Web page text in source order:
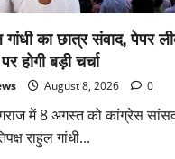
गांधी का छात्र संवाद, पेपर
होगी बड़ी चर्चा
August 8, 2026 0
में 8 अगस्त को कांग्रेस
राहुल गांधी...